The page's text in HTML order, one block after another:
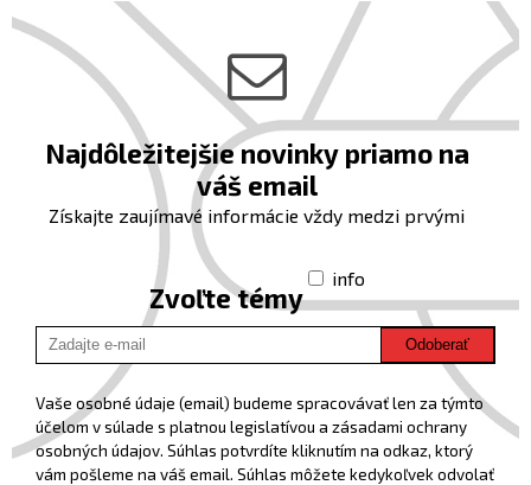
Najdôležitejšie novinky priamo na
váš email
Získajte zaujímavé informácie vždy medzi prvými
Zvoľte témy
info
Odoberať
Vaše osobné údaje (email) budeme spracovávať len za týmto
účelom v súlade s platnou legislatívou a zásadami ochrany
osobných údajov. Súhlas potvrdíte kliknutím na odkaz, ktorý
vám pošleme na váš email. Súhlas môžete kedykoľvek odvolať